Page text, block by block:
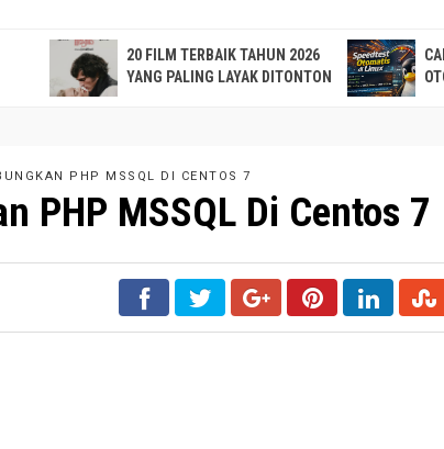
20 FILM TERBAIK TAHUN 2026
YANG PALING LAYAK DITONTON
PHP MSSQL DI CENTOS 7
PHP MSSQL Di Centos 7